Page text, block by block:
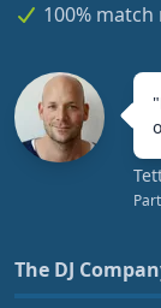
100% match
"
The DJ